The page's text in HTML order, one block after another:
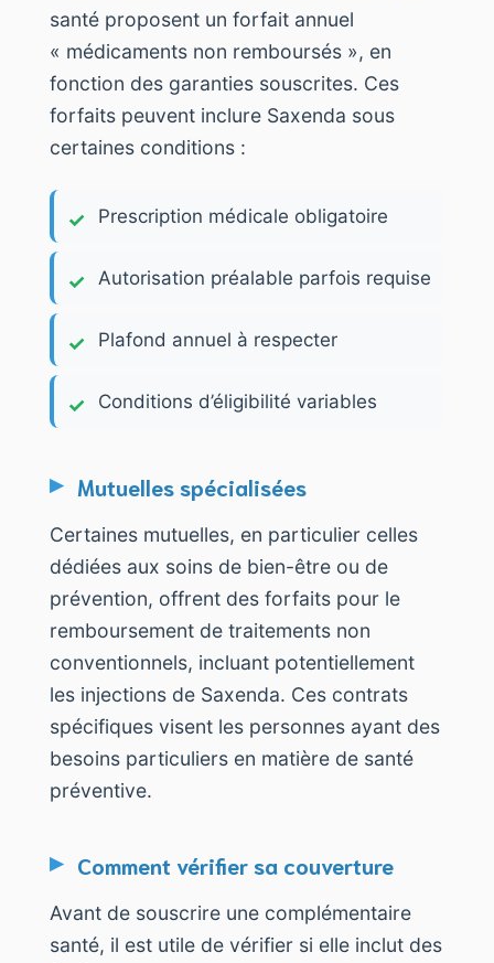
santé proposent un forfait annuel
« médicaments non remboursés », en
fonction des garanties souscrites. Ces
forfaits peuvent inclure Saxenda sous
certaines conditions :
Prescription médicale obligatoire
Autorisation préalable parfois requise
Plafond annuel à respecter
Conditions d’éligibilité variables
Mutuelles spécialisées
Certaines mutuelles, en particulier celles
dédiées aux soins de bien-être ou de
prévention, offrent des forfaits pour le
remboursement de traitements non
conventionnels, incluant potentiellement
les injections de Saxenda. Ces contrats
spécifiques visent les personnes ayant des
besoins particuliers en matière de santé
préventive.
Comment vérifier sa couverture
Avant de souscrire une complémentaire
santé, il est utile de vérifier si elle inclut des